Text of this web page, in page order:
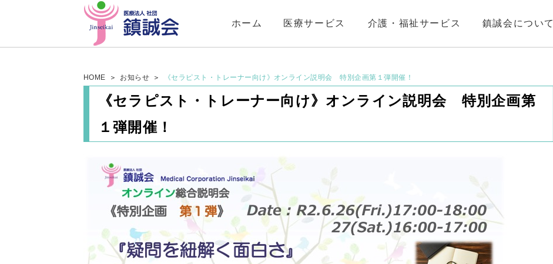
ホーム 医療サービス 介護・福祉サービス 鎮誠会について
HOME お知らせ 《セラピスト・トレーナー向け》オンライン説明会 特別企画第１弾開催！
《セラピスト・トレーナー向け》オンライン説明会 特別企画第
１弾開催！